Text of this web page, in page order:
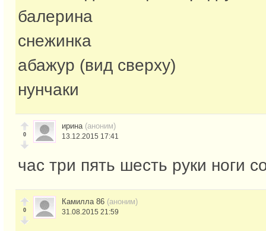
балерина
снежинка
абажур (вид сверху)
нунчаки
0
ирина (аноним)
13.12.2015 17:41
час три пять шесть руки ноги
0
Камилла 86 (аноним)
31.08.2015 21:59